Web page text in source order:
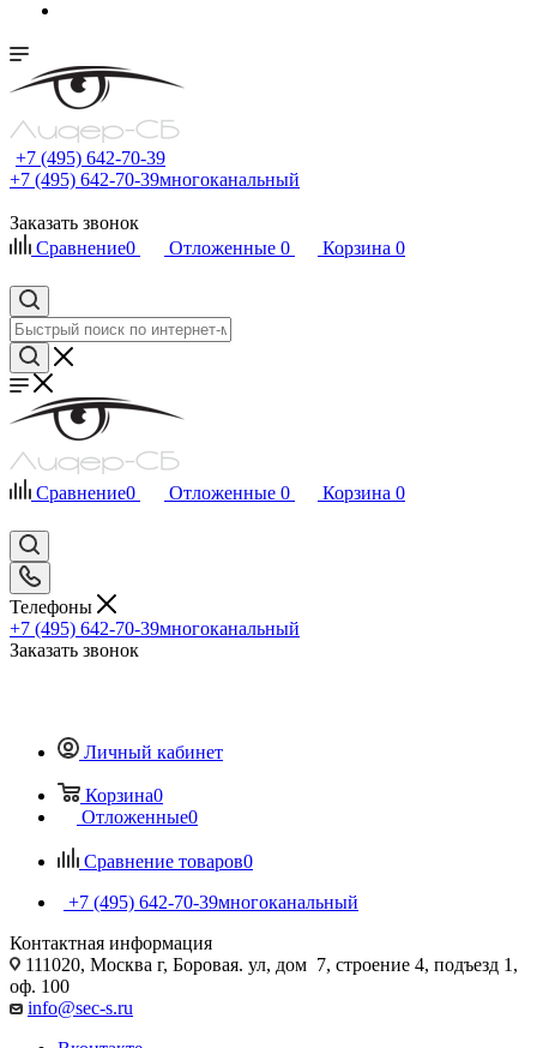
+7 (495) 642-70-39
+7 (495) 642-70-39многоканальный
Заказать звонок
Сравнение0 Отложенные 0 Корзина 0
Сравнение0 Отложенные 0 Корзина 0
Телефоны
+7 (495) 642-70-39многоканальный
Заказать звонок
Личный кабинет
Корзина0
Отложенные0
Сравнение товаров0
+7 (495) 642-70-39многоканальный
Контактная информация
111020, Москва г, Боровая. ул, дом 7, строение 4, подъезд 1,
оф. 100
info@sec-s.ru